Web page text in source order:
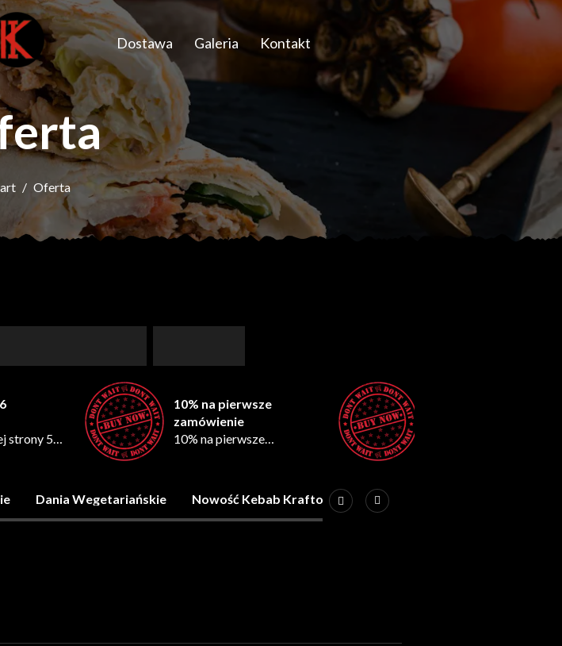
Dostawa Galeria Kontakt
Oferta
strony 5
zgody
10% na pierwsze
zamówienie
10% na pierwsze
zgody marketingowej
Oferta
Dania Wegetariańskie Nowość Kebab Kraftowy Sałatki